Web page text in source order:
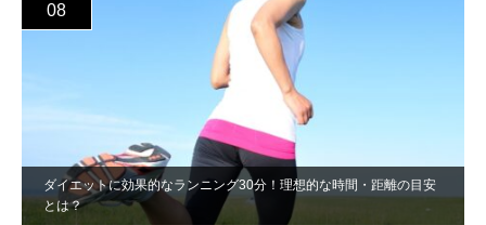
ダイエットに効果的なランニング30分！理想的な時間・距離の目安
とは？
08